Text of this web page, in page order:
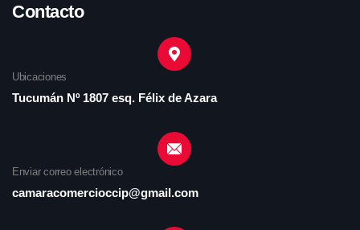
Contacto
Ubicaciones
Tucumán Nº 1807 esq. Félix de Azara
Enviar correo electrónico
camaracomercioccip@gmail.com